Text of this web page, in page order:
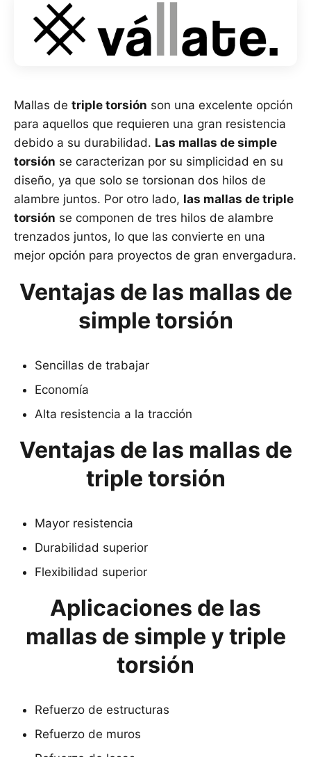
Mallas de triple torsión son una excelente opción
para aquellos que requieren una gran resistencia
debido a su durabilidad. Las mallas de simple
torsión se caracterizan por su simplicidad en su
diseño, ya que solo se torsionan dos hilos de
alambre juntos. Por otro lado, las mallas de triple
torsión se componen de tres hilos de alambre
trenzados juntos, lo que las convierte en una
mejor opción para proyectos de gran envergadura.
Ventajas de las mallas de
simple torsión
Sencillas de trabajar
Economía
Alta resistencia a la tracción
Ventajas de las mallas de
triple torsión
Mayor resistencia
Durabilidad superior
Flexibilidad superior
Aplicaciones de las
mallas de simple y triple
torsión
Refuerzo de estructuras
Refuerzo de muros